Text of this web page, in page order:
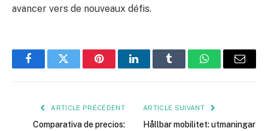
avancer vers de nouveaux défis.
FacebookTwitter PinterestLinkedInTumblr WhatsApp
E-
ARTICLE PRÉCÉDENT
Comparativa de precios:
ARTICLE SUIVANT
Hållbar mobilitet: utmaningar